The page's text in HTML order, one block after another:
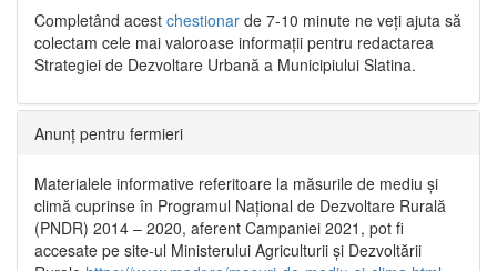
Completând acest chestionar de 7-10 minute ne veți ajuta să
colectam cele mai valoroase informații pentru redactarea
Strategiei de Dezvoltare Urbană a Municipiului Slatina.
Anunț pentru fermieri
Materialele informative referitoare la măsurile de mediu și
climă cuprinse în Programul Național de Dezvoltare Rurală
(PNDR) 2014 – 2020, aferent Campaniei 2021, pot fi
accesate pe site-ul Ministerului Agriculturii și Dezvoltării